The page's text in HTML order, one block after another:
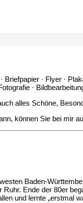
Briefpapier · Flyer ·
·
alles Schöne,
können Sie bei mir
Baden-
Ende der 80er
und lernte „erstmal